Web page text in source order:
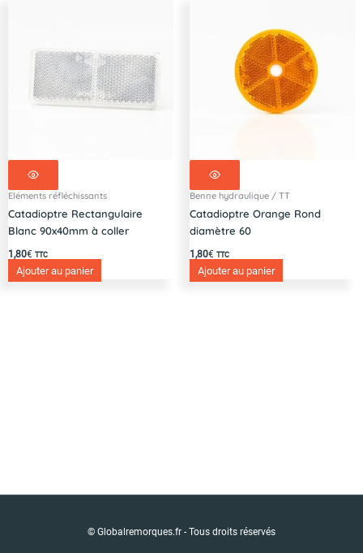
Eléments réfléchissants
Catadioptre Rectangulaire
Blanc 90x40mm à coller
1,80€ TTC
Ajouter au panier
Benne hydraulique / TT
Catadioptre Orange Rond
diamètre 60
1,80€ TTC
Ajouter au panier
© Globalremorques.fr - Tous droits réservés